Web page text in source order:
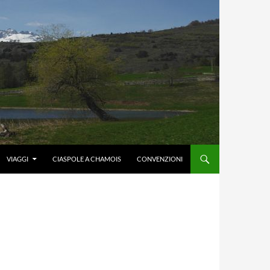
VIAGGI CIASPOLE A CHAMOIS CONVENZIONI